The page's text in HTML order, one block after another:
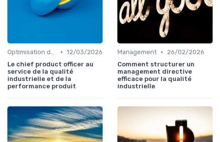
Optimisation des processus • 12/03/2026
Le chief product officer au
service de la qualité
industrielle et de la
performance produit
Management •
26/02/2026
Comment structurer un
management directive
efficace pour la qualité
industrielle